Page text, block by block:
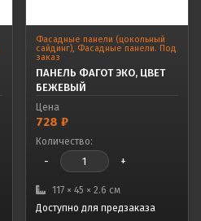
Фасадные панели (цокольный
сайдинг), Фасадные панели. Под
заказ
ПАНЕЛЬ ФАГОТ ЭКО, ЦВЕТ
БЕЖЕВЫЙ
Цена
728 ₽
Количество:
- +
117 × 45 × 2.6 см
Доступно для предзаказа